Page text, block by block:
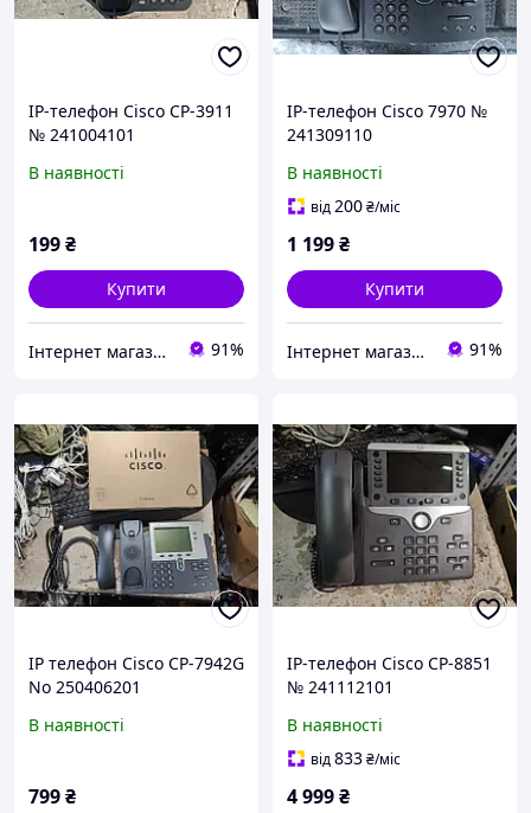
IP-телефон Cisco CP-3911
№ 241004101
В наявності
199₴
Купити
Інтернет магазин «Tovara.net» 91%
IP-телефон Cisco 7970 №
241309110
В наявності
від200₴/міс
1 199₴
Купити
Інтернет магазин «Tovara.net» 91%
IP телефон Cisco CP-7942G
No 250406201
В наявності
799₴
IP-телефон Cisco CP-8851
№ 241112101
В наявності
від833₴/міс
4 999₴